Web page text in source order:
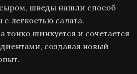
шведы нашли способ
с легкостью салата.
тонко шинкуется и сочетается
создавая новый